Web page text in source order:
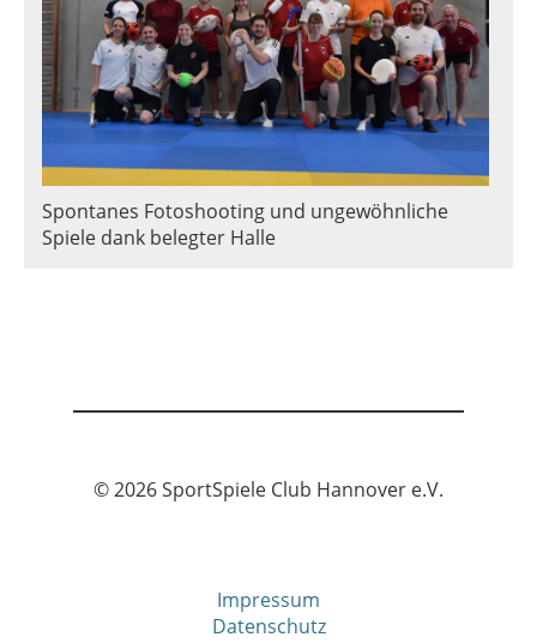
Spontanes Fotoshooting und ungewöhnliche
Spiele dank belegter Halle
© 2026 SportSpiele Club Hannover e.V.
Impressum
Datenschutz